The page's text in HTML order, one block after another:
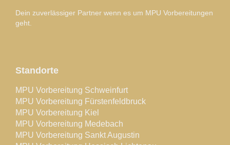
Dein zuverlässiger Partner wenn es um MPU Vorbereitungen
geht.
Standorte
MPU Vorbereitung Schweinfurt
MPU Vorbereitung Fürstenfeldbruck
MPU Vorbereitung Kiel
MPU Vorbereitung Medebach
MPU Vorbereitung Sankt Augustin